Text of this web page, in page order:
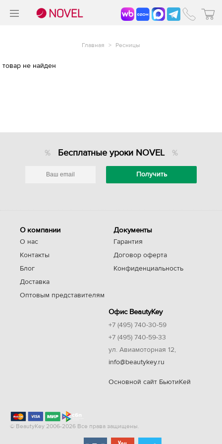
Главная > Ресницы
товар не найден
Бесплатные уроки NOVEL
О компании
О нас
Контакты
Блог
Доставка
Оптовым представителям
Документы
Гарантия
Договор оферта
Конфиденциальность
Офис BeautyKey
+7 (495) 740-30-59
+7 (495) 740-59-33
ул. Авиамоторная 12,
info@beautykey.ru
Основной сайт БьютиКей
© BeautyKey 2006-2026 Все права защищены.